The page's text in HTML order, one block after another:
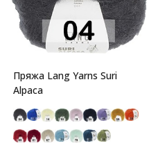
Пряжа Lang Yarns Suri
Alpaca